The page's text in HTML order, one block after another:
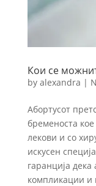
Кои се
by alexandra |
Абортусот
бременоста
лекови и со
искусен
гаранција
компликации и